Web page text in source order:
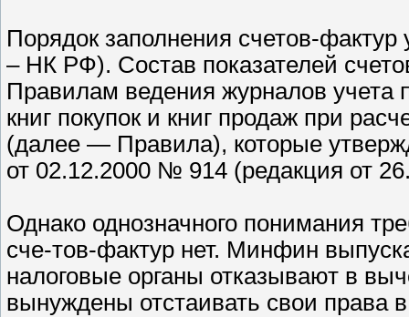
Порядок заполнения счетов-
– НК РФ). Состав показателей
Правилам ведения журналов учета
книг покупок и книг продаж при
(далее — Правила), которые
от 02.12.2000 № 914 (редакция от
Однако однозначного понимания
сче-тов-фактур нет. Минфин
налоговые органы отказывают в
вынуждены отстаивать свои права